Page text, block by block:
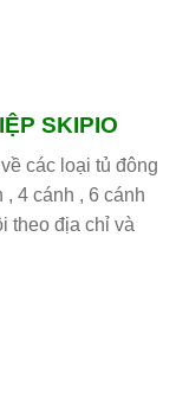
SKIPIO
các loại tủ đông
, 4 cánh , 6 cánh
theo địa chỉ và